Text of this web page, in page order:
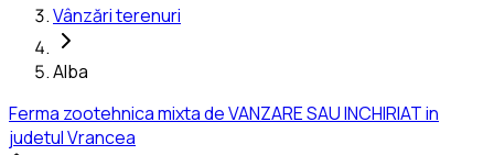
Vânzări terenuri
Alba
Ferma zootehnica mixta de VANZARE SAU INCHIRIAT in
judetul Vrancea